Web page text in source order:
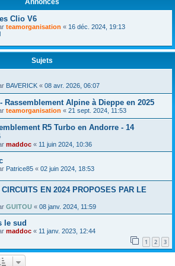
Annonces
Clio V6
teamorganisation « 16 déc. 2024, 19:13
Sujets
BAVERICK « 08 avr. 2026, 06:07
Rassemblement Alpine à Dieppe en 2025
teamorganisation « 21 sept. 2024, 11:53
R5 Turbo en Andorre - 14
maddoc « 11 juin 2024, 10:36
Patrice85 « 02 juin 2024, 18:53
EN 2024 PROPOSES PAR LE
GUITOU « 08 janv. 2024, 11:59
le sud
maddoc « 11 janv. 2023, 12:44
1 2 3